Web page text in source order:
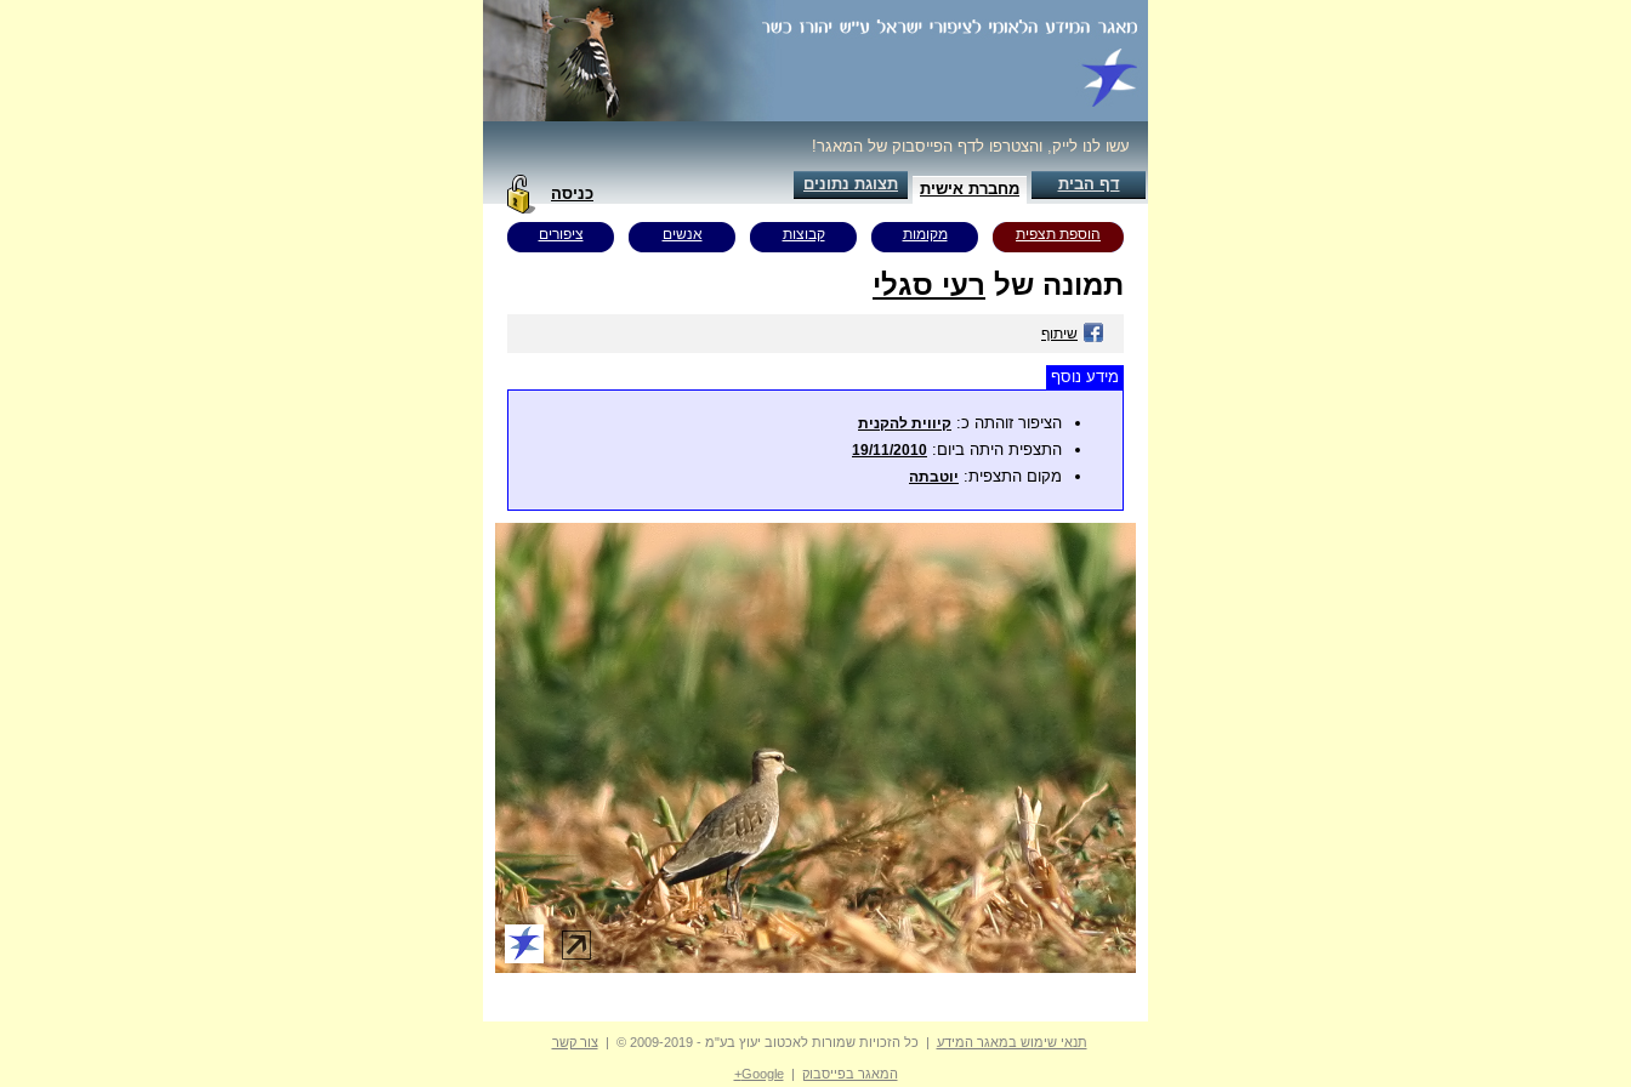
עשו לנו לייק, והצטרפו לדף הפייסבוק של המאגר!
דף הבית מחברת אישית תצוגת נתונים
כניסה
הוספת תצפית מקומות קבוצות אנשים ציפורים
תמונה של רעי סגלי
שיתוף
מידע נוסף
הציפור זוהתה כ: קיווית להקנית
התצפית היתה ביום: 19/11/2010
מקום התצפית: יוטבתה
תנאי שימוש במאגר המידע | כל הזכויות שמורות לאכטוב יעוץ בע"מ - 2009-2019 © | צור קשר
המאגר בפייסבוק |
Google+